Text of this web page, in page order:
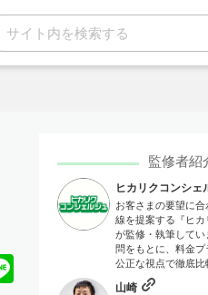
監修者紹
ヒカリクコンシェ
お客さまの要望に
線を提案する『ヒカ
が監修・執筆して
問をもとに、料金
公正な視点で徹底比
山崎